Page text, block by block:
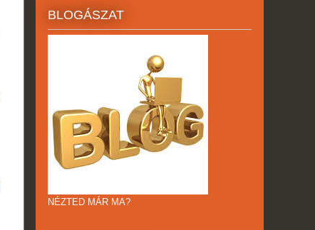
BLOGÁSZAT
NÉZTED MÁR MA?